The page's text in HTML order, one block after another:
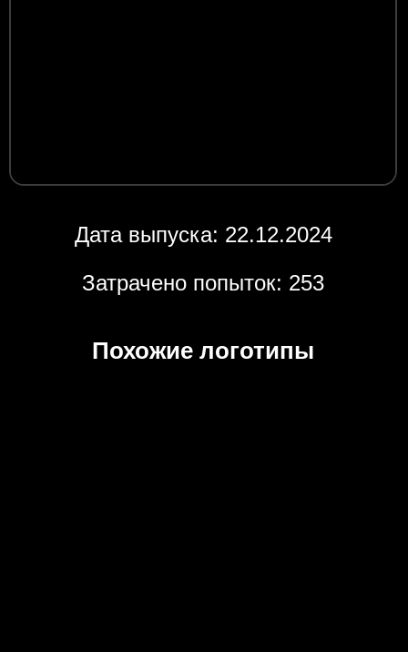
Дата выпуска: 22.12.2024
Затрачено попыток: 253
Похожие логотипы